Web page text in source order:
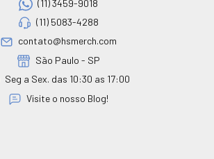
(11) 3459-9018
(11) 5083-4288
contato@hsmerch.com
São Paulo - SP
Seg a Sex. das 10:30 as 17:00
Visite o nosso Blog!